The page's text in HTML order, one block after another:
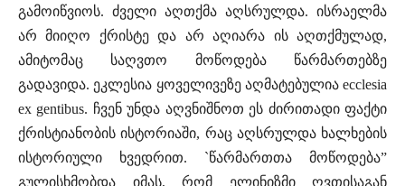
გამოიწვიოს. ძველი აღთქმა აღსრულდა. ისრაელმა
არ მიიღო ქრისტე და არ აღიარა ის აღთქმულად,
ამიტომაც საღვთო მოწოდება წარმართებზე
გადავიდა. ეკლესია ყოველივეზე აღმატებულია ecclesia
ex gentibus. ჩვენ უნდა აღვნიშნოთ ეს ძირითადი ფაქტი
ქრისტიანობის ისტორიაში, რაც აღსრულდა ხალხების
ისტორიული ხვედრით. `წარმართთა მოწოდება”
გულისხმობდა იმას, რომ ელინიზმი ღვთისაგან